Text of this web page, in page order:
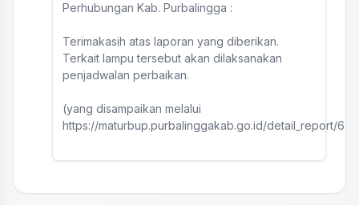
Perhubungan Kab. Purbalingga :
Terimakasih atas laporan yang diberikan.
Terkait lampu tersebut akan dilaksanakan
penjadwalan perbaikan.
(yang disampaikan melalui
https://maturbup.purbalinggakab.go.id/detail_report/